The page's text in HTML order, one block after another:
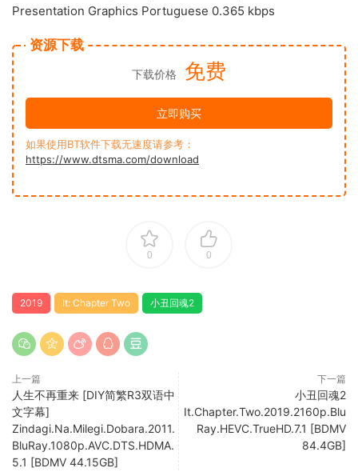
Presentation Graphics Portuguese 0.365 kbps
资源下载
下载价格 免费
立即购买
如果使用BT软件下载无速度请参考：
https://www.dtsma.com/download
0 0
2019 It: Chapter Two 小丑回魂2
上一篇
人生不再重来 [DIY简繁R3双语中
文字幕]
Zindagi.Na.Milegi.Dobara.2011.
BluRay.1080p.AVC.DTS.HDMA.
5.1 [BDMV 44.15GB]
下一篇
小丑回魂2
It.Chapter.Two.2019.2160p.Blu
Ray.HEVC.TrueHD.7.1 [BDMV
84.4GB]